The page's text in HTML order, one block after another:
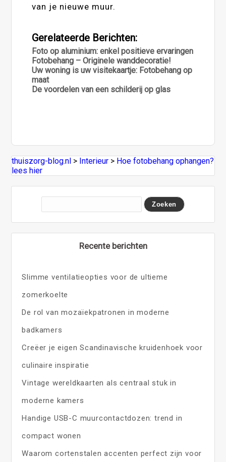
van je nieuwe muur.
Gerelateerde Berichten:
Foto op aluminium: enkel positieve ervaringen
Fotobehang – Originele wanddecoratie!
Uw woning is uw visitekaartje: Fotobehang op
maat
De voordelen van een schilderij op glas
thuiszorg-blog.nl > Interieur > Hoe fotobehang ophangen?
lees hier
Recente berichten
Slimme ventilatieopties voor de ultieme
zomerkoelte
De rol van mozaïekpatronen in moderne
badkamers
Creëer je eigen Scandinavische kruidenhoek voor
culinaire inspiratie
Vintage wereldkaarten als centraal stuk in
moderne kamers
Handige USB-C muurcontactdozen: trend in
compact wonen
Waarom cortenstalen accenten perfect zijn voor